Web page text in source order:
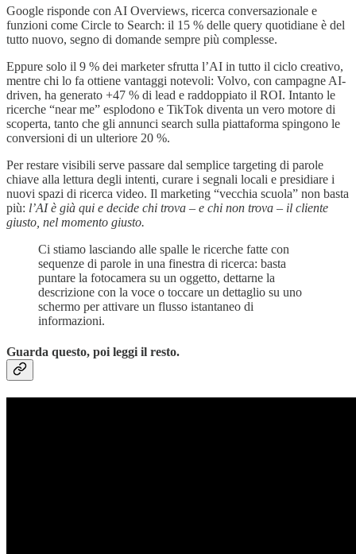
Google risponde con AI Overviews, ricerca conversazionale e
funzioni come Circle to Search: il 15 % delle query quotidiane è del
tutto nuovo, segno di domande sempre più complesse.
Eppure solo il 9 % dei marketer sfrutta l’AI in tutto il ciclo creativo,
mentre chi lo fa ottiene vantaggi notevoli: Volvo, con campagne AI-
driven, ha generato +47 % di lead e raddoppiato il ROI. Intanto le
ricerche “near me” esplodono e TikTok diventa un vero motore di
scoperta, tanto che gli annunci search sulla piattaforma spingono le
conversioni di un ulteriore 20 %.
Per restare visibili serve passare dal semplice targeting di parole
chiave alla lettura degli intenti, curare i segnali locali e presidiare i
nuovi spazi di ricerca video. Il marketing “vecchia scuola” non basta
più: l’AI è già qui e decide chi trova – e chi non trova – il cliente
giusto, nel momento giusto.
Ci stiamo lasciando alle spalle le ricerche fatte con
sequenze di parole in una finestra di ricerca: basta
puntare la fotocamera su un oggetto, dettarne la
descrizione con la voce o toccare un dettaglio su uno
schermo per attivare un flusso istantaneo di
informazioni.
Guarda questo, poi leggi il resto.